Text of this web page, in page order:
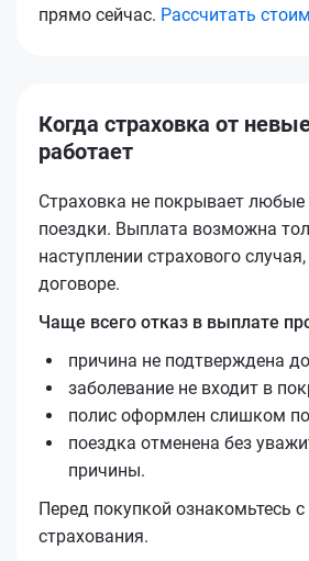
прямо сейчас. Рассчитать
Когда страховка от
работает
Страховка не покрывает
поездки. Выплата возможна
наступлении страхового
договоре.
Чаще всего отказ в выплате
причина не подтверждена
заболевание не входит в
полис оформлен слишком
поездка отменена без
причины.
Перед покупкой ознакомьтесь
страхования.